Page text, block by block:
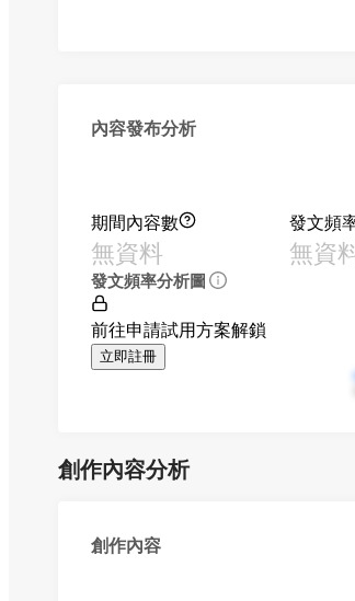
內容發布分析
期間內容數
無資料
發文頻
無資
發文頻率分析圖
前往申請試用方案解鎖
立即註冊
創作內容分析
創作內容